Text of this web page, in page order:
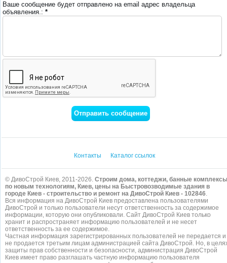
Ваше сообщение будет отправлено на email адрес владельца
объявления.: *
Контакты Каталог ссылок
© ДивоСтрой Киев, 2011-2026. Строим дома, коттеджи, банные комплексы
по новым технологиям, Киев, цены на Быстровозводимые здания в
городе Киев - строительство и ремонт на ДивоСтрой Киев - 102846.
Вся информация на ДивоСтрой Киев предоставлена пользователями
ДивоСтрой и только пользователи несут ответственность за содержимое
информации, которую они опубликовали. Сайт ДивоСтрой Киев только
хранит и распространяет информацию пользователей и не несет
ответственность за ее содержимое.
Частная информация зарегистрированных пользователей не передается и
не продается третьим лицам администрацией сайта ДивоСтрой. Но, в
защиты прав собственности и безопасности, администрация ДивоСтрой
Киев имеет право разглашать частную информацию пользователя